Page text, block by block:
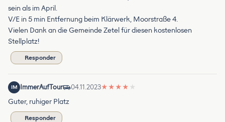
sein als im April.
V/E in 5 min Entfernung beim Klärwerk, Moorstraße 4.
Vielen Dank an die Gemeinde Zetel für diesen kostenlosen
Stellplatz!
Responder
IM ImmerAufTour 04.11.2023★ ★ ★ ★ ★
Guter, ruhiger Platz
Responder